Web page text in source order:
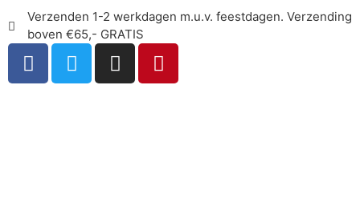
Verzenden 1-2 werkdagen m.u.v. feestdagen. Verzending
boven €65,- GRATIS